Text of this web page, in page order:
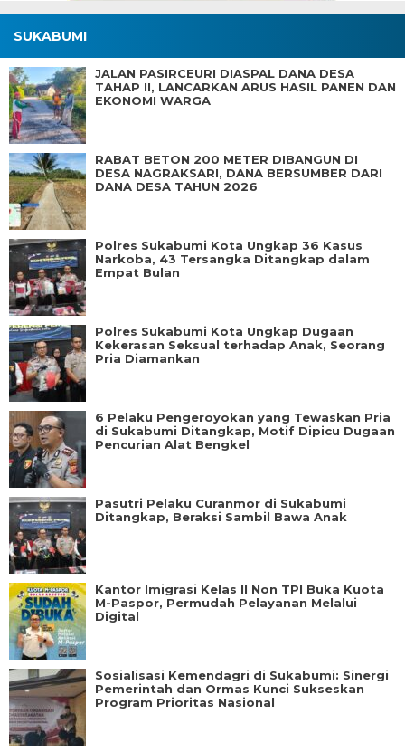
SUKABUMI
JALAN PASIRCEURI DIASPAL DANA DESA
TAHAP II, LANCARKAN ARUS HASIL PANEN DAN
EKONOMI WARGA
RABAT BETON 200 METER DIBANGUN DI
DESA NAGRAKSARI, DANA BERSUMBER DARI
DANA DESA TAHUN 2026
Polres Sukabumi Kota Ungkap 36 Kasus
Narkoba, 43 Tersangka Ditangkap dalam
Empat Bulan
Polres Sukabumi Kota Ungkap Dugaan
Kekerasan Seksual terhadap Anak, Seorang
Pria Diamankan
6 Pelaku Pengeroyokan yang Tewaskan Pria
di Sukabumi Ditangkap, Motif Dipicu Dugaan
Pencurian Alat Bengkel
Pasutri Pelaku Curanmor di Sukabumi
Ditangkap, Beraksi Sambil Bawa Anak
Kantor Imigrasi Kelas II Non TPI Buka Kuota
M-Paspor, Permudah Pelayanan Melalui
Digital
Sosialisasi Kemendagri di Sukabumi: Sinergi
Pemerintah dan Ormas Kunci Sukseskan
Program Prioritas Nasional